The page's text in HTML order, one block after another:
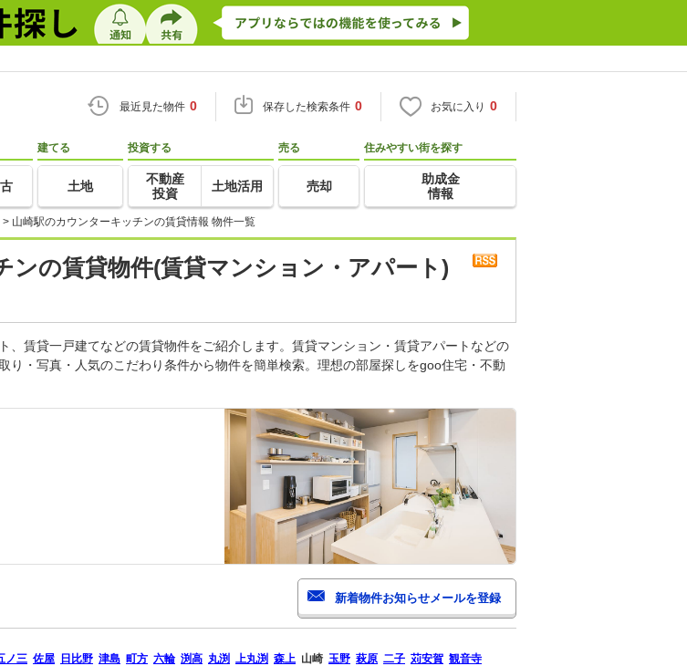
最近見た物件 0 保存した検索条件 0 お気に入り 0
建てる
土地
投資する
不動産
投資
土地活用
売る
売却
住みやすい街を探す
助成金
情報
> 山崎駅のカウンターキッチンの賃貸情報 物件一覧
ンの賃貸物件(賃貸マンション・アパート)
賃貸一戸建てなどの賃貸物件をご紹介します。賃貸マンション・賃貸アパートなどの
・写真・人気のこだわり条件から物件を簡単検索。理想の部屋探しをgoo住宅・不動
ノ三 佐屋 日比野 津島 町方 六輪 渕高 丸渕 上丸渕 森上 山崎 玉野 萩原 二子 苅安賀 観音寺